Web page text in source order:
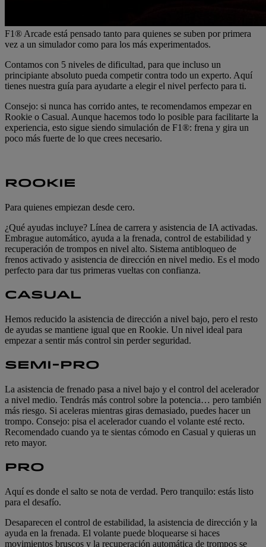
F1® Arcade está pensado tanto para quienes se suben por primera
vez a un simulador como para los más experimentados.
Contamos con 5 niveles de dificultad, para que incluso un
principiante absoluto pueda competir contra todo un experto. Aquí
tienes nuestra guía para ayudarte a elegir el nivel perfecto para ti.
Consejo: si nunca has corrido antes, te recomendamos empezar en
Rookie o Casual. Aunque hacemos todo lo posible para facilitarte la
experiencia, esto sigue siendo simulación de F1®: frena y gira un
poco más fuerte de lo que crees necesario.
ROOKIE
Para quienes empiezan desde cero.
¿Qué ayudas incluye? Línea de carrera y asistencia de IA activadas.
Embrague automático, ayuda a la frenada, control de estabilidad y
recuperación de trompos en nivel alto. Sistema antibloqueo de
frenos activado y asistencia de dirección en nivel medio. Es el modo
perfecto para dar tus primeras vueltas con confianza.
CASUAL
Hemos reducido la asistencia de dirección a nivel bajo, pero el resto
de ayudas se mantiene igual que en Rookie. Un nivel ideal para
empezar a sentir más control sin perder seguridad.
SEMI-PRO
La asistencia de frenado pasa a nivel bajo y el control del acelerador
a nivel medio. Tendrás más control sobre la potencia… pero también
más riesgo. Si aceleras mientras giras demasiado, puedes hacer un
trompo. Consejo: pisa el acelerador cuando el volante esté recto.
Recomendado cuando ya te sientas cómodo en Casual y quieras un
reto mayor.
PRO
Aquí es donde el salto se nota de verdad. Pero tranquilo: estás listo
para el desafío.
Desaparecen el control de estabilidad, la asistencia de dirección y la
ayuda en la frenada. El volante puede bloquearse si haces
movimientos bruscos y la recuperación automática de trompos se